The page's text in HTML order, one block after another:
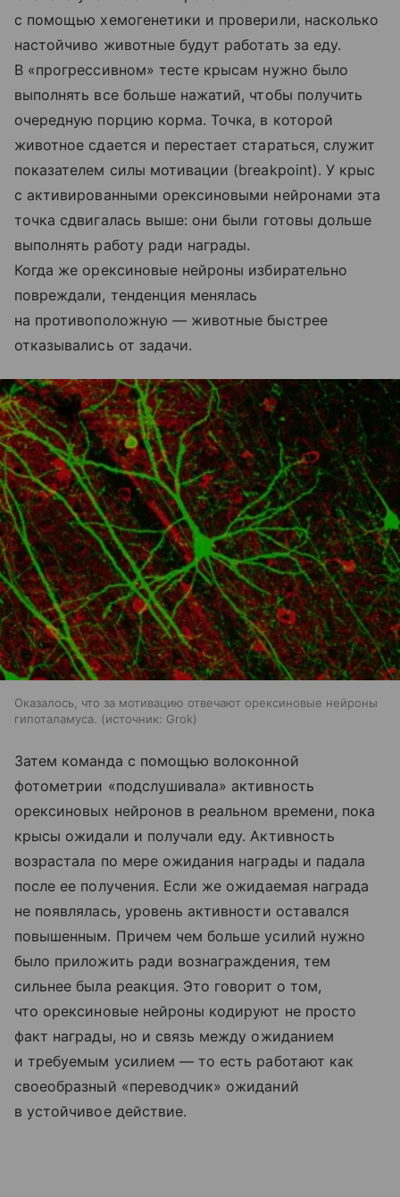
с помощью хемогенетики и проверили, насколько
настойчиво животные будут работать за еду.
В «прогрессивном» тесте крысам нужно было
выполнять все больше нажатий, чтобы получить
очередную порцию корма. Точка, в которой
животное сдается и перестает стараться, служит
показателем силы мотивации (breakpoint). У крыс
с активированными орексиновыми нейронами эта
точка сдвигалась выше: они были готовы дольше
выполнять работу ради награды.
Когда же орексиновые нейроны избирательно
повреждали, тенденция менялась
на противоположную — животные быстрее
отказывались от задачи.
Оказалось, что за мотивацию отвечают орексиновые нейроны
гипоталамуса.
источник: Grok
Затем команда с помощью волоконной
фотометрии «подслушивала» активность
орексиновых нейронов в реальном времени, пока
крысы ожидали и получали еду. Активность
возрастала по мере ожидания награды и падала
после ее получения. Если же ожидаемая награда
не появлялась, уровень активности оставался
повышенным. Причем чем больше усилий нужно
было приложить ради вознаграждения, тем
сильнее была реакция. Это говорит о том,
что орексиновые нейроны кодируют не просто
факт награды, но и связь между ожиданием
и требуемым усилием — то есть работают как
своеобразный «переводчик» ожиданий
в устойчивое действие.